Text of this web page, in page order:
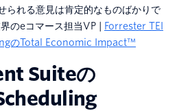
られる意見は肯定的なものばかりで
のeコマース担当VP |
Forrester TEI
のTotal Economic Impact™
Suiteの